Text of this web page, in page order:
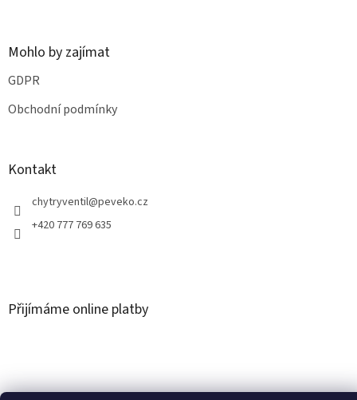
Mohlo by zajímat
GDPR
Obchodní podmínky
Kontakt
chytryventil@peveko.cz
+420 777 769 635
Přijímáme online platby